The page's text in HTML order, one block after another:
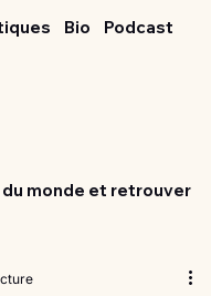
Podcast
Bio
monde et retrouver